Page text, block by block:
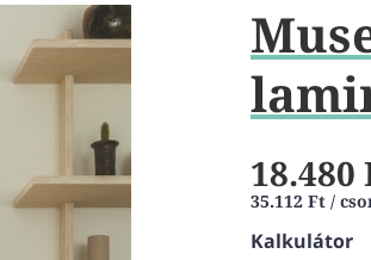
18.480
35.112 Ft /
Kalkulátor